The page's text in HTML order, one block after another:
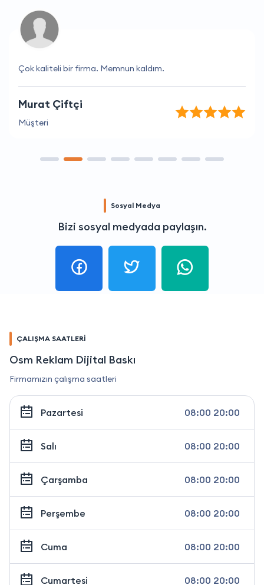
Çok kaliteli bir firma. Memnun kaldım.
Murat Çiftçi
Müşteri
Sosyal Medya
Bizi sosyal medyada paylaşın.
ÇALIŞMA SAATLERİ
Osm Reklam Dijital Baskı
Firmamızın çalışma saatleri
Pazartesi 08:00 20:00
Salı 08:00 20:00
Çarşamba 08:00 20:00
Perşembe 08:00 20:00
Cuma 08:00 20:00
Cumartesi 08:00 20:00